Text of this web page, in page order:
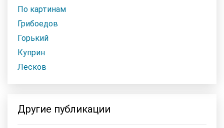
По картинам
Грибоедов
Горький
Куприн
Лесков
Другие публикации